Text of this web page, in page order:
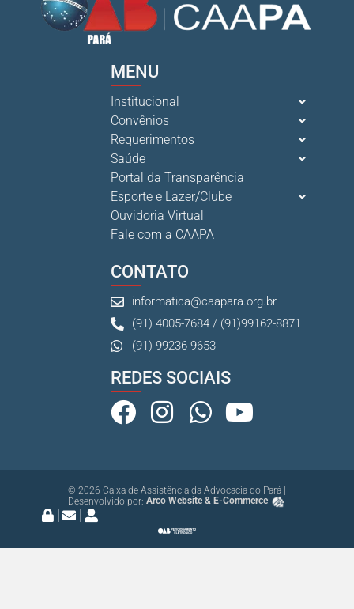
MENU
Institucional
Convênios
Requerimentos
Saúde
Portal da Transparência
Esporte e Lazer/Clube
Ouvidoria Virtual
Fale com a CAAPA
CONTATO
informatica@caapara.org.br
(91) 4005-7684 / (91)99162-8871
(91) 99236-9653
REDES SOCIAIS
© 2026 Caixa de Assistência da Advocacia do Pará |
Desenvolvido por: Arco Website & E-Commerce